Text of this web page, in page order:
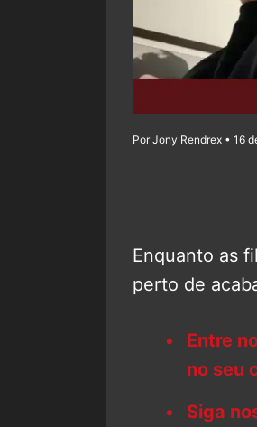
Por Jony Rendrex • 16
Enquanto as
perto de
Entre
no seu
Siga